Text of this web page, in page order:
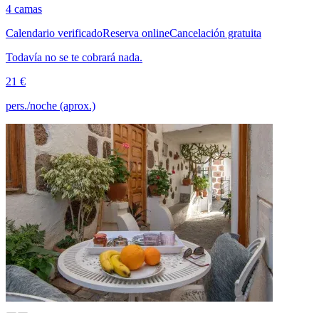
4 camas
Calendario verificadoReserva onlineCancelación gratuita
Todavía no se te cobrará nada.
21 €
pers./noche (aprox.)